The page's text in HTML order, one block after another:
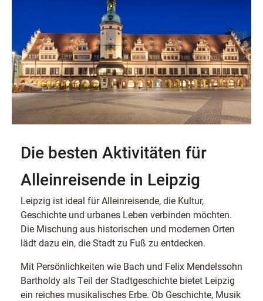
Die besten Aktivitäten für
Alleinreisende in Leipzig
Leipzig ist ideal für Alleinreisende, die Kultur,
Geschichte und urbanes Leben verbinden möchten.
Die Mischung aus historischen und modernen Orten
lädt dazu ein, die Stadt zu Fuß zu entdecken.
Mit Persönlichkeiten wie Bach und Felix Mendelssohn
Bartholdy als Teil der Stadtgeschichte bietet Leipzig
ein reiches musikalisches Erbe. Ob Geschichte, Musik